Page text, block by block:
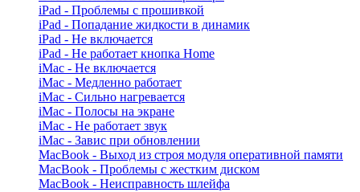
iPad - Проблемы с прошивкой
iPad - Попадание жидкости в динамик
iPad - Не включается
iPad - Не работает кнопка Home
iMac - Не включается
iMac - Медленно работает
iMac - Сильно нагревается
iMac - Полосы на экране
iMac - Не работает звук
iMac - Завис при обновлении
MacBook - Выход из строя модуля оперативной памяти
MacBook - Проблемы с жестким диском
MacBook - Неисправность шлейфа